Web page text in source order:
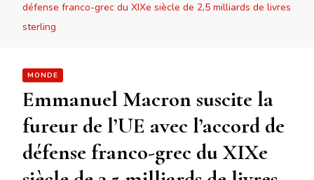
défense franco-grec du XIXe siècle de 2,5 milliards de livres
sterling
MONDE
Emmanuel Macron suscite la
fureur de l’UE avec l’accord de
défense franco-grec du XIXe